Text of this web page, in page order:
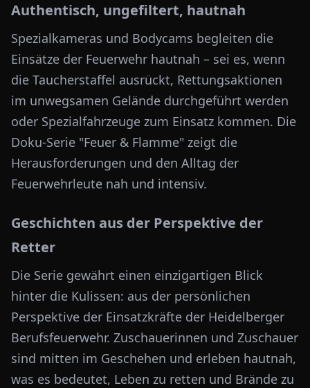
Authentisch, ungefiltert, hautnah
Spezialkameras und Bodycams begleiten die
Einsätze der Feuerwehr hautnah – sei es, wenn
die Taucherstaffel ausrückt, Rettungsaktionen
im unwegsamen Gelände durchgeführt werden
oder Spezialfahrzeuge zum Einsatz kommen. Die
Doku-Serie "Feuer & Flamme" zeigt die
Herausforderungen und den Alltag der
Feuerwehrleute nah und intensiv.
Geschichten aus der Perspektive der
Retter
Die Serie gewährt einen einzigartigen Blick
hinter die Kulissen: aus der persönlichen
Perspektive der Einsatzkräfte der Heidelberger
Berufsfeuerwehr. Zuschauerinnen und Zuschauer
sind mitten im Geschehen und erleben hautnah,
was es bedeutet, Leben zu retten und Brände zu